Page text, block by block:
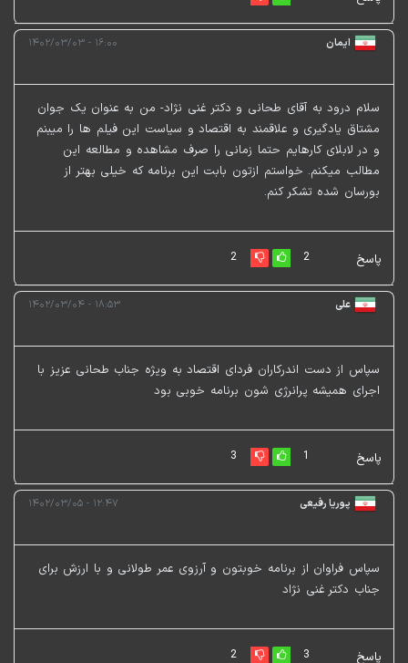
ایمان ۱۶:۰۰ - ۱۴۰۲/۰۳/۰۳
سلام درود به آقای طحانی و دکتر غنی نژاد- من به عنوان یک جوان
مشتاق یادگیری و علاقمند به اقتصاد و سیاست این فیلم ها را میبنم
و در لابلای کارهایم حتما زمانی را صرف مشاهده و مطالعه این
مطالب میکنم. خواستم ازتون بابت این برنامه که خیلی بهتر از
بورسان شده تشکر کنم.
پاسخ 2
2
علی ۱۸:۵۳ - ۱۴۰۲/۰۳/۰۴
سپاس از دست اندرکاران فردای اقتصاد به ویژه جناب طحانی عزیز با
اجرای همیشه پرانرژی شون برنامه خوبی بود
پاسخ 1
3
پوریا رفیعی ۱۲:۴۷ - ۱۴۰۲/۰۳/۰۵
سپاس فراوان از برنامه خوبتون و آرزوی عمر طولانی و با ارزش برای
جناب دکتر غنی نژاد
پاسخ 3
2